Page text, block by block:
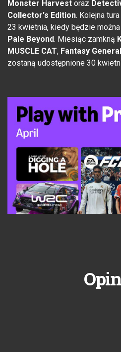
Monster Harvest oraz
Collector's Edition. Kolejna
23 kwietnia, kiedy będzie
Pale Beyond. Miesiąc zamkną
MUSCLE CAT, Fantasy
zostaną udostępnione 30